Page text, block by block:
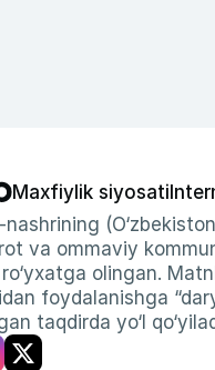
Maxfiylik siyosati
nashrining
va ommaviy
olingan.
foydalanishga
taqdirda yo‘l